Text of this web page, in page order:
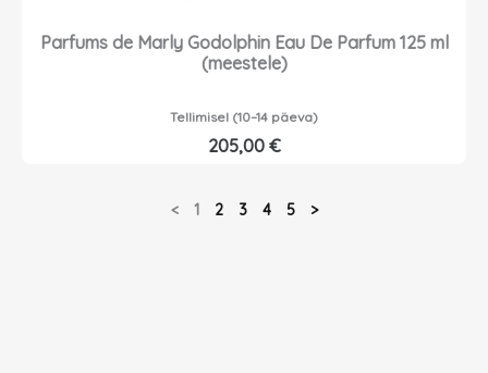
Parfums de Marly Godolphin Eau De Parfum 125 ml
(meestele)
Tellimisel (10–14 päeva)
205,00 €
< 1 2 3 4 5 >